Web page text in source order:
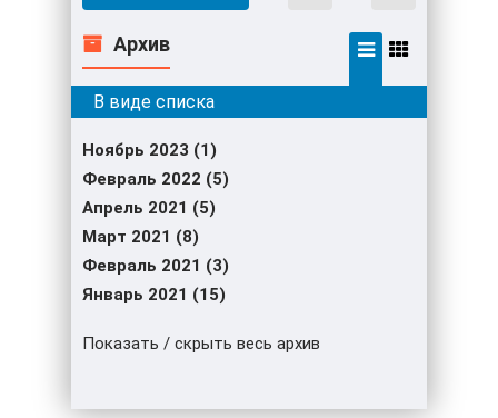
Архив
Ноябрь 2023 (1)
Февраль 2022 (5)
Апрель 2021 (5)
Март 2021 (8)
Февраль 2021 (3)
Январь 2021 (15)
Показать / скрыть весь архив